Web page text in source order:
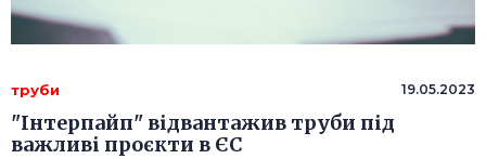
труби 19.05.2023
"Інтерпайп" відвантажив труби під
важливі проєкти в ЄС